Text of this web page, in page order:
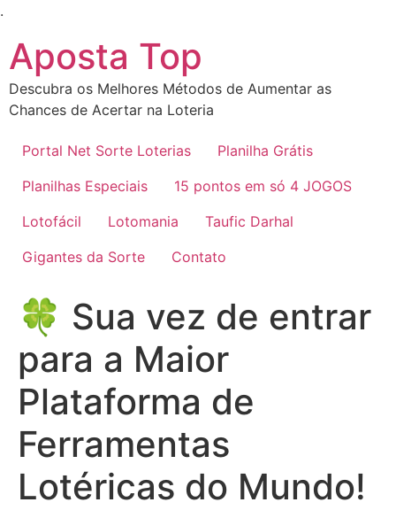
.
conteúdo
Aposta Top
Descubra os Melhores Métodos de Aumentar as
Chances de Acertar na Loteria
Portal Net Sorte Loterias
Planilha Grátis
Planilhas Especiais
15 pontos em só 4 JOGOS
Lotofácil
Lotomania
Taufic Darhal
Gigantes da Sorte
Contato
🍀 Sua vez de entrar
para a Maior
Plataforma de
Ferramentas
Lotéricas do Mundo!